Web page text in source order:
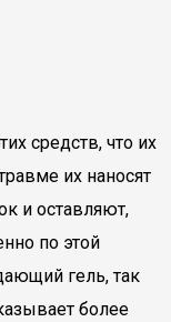
средств, что их
их наносят
и оставляют,
по этой
гель, так
более